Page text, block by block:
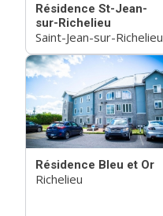
Résidence St-Jean-
sur-Richelieu
Saint-Jean-sur-Richelieu
Résidence Bleu et Or
Richelieu